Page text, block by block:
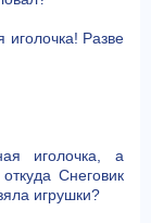
Разве
иголочка, а
Снеговик
игрушки?